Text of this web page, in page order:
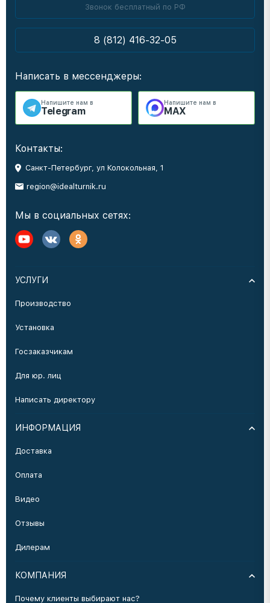
Звонок бесплатный по РФ
8 (812) 416-32-05
Написать в мессенджеры:
Напишите нам в
Telegram
Напишите нам в
MAX
Контакты:
Санкт-Петербург, ул Колокольная, 1
region@idealturnik.ru
Мы в социальных сетях:
УСЛУГИ
Производство
Установка
Госзаказчикам
Для юр. лиц
Написать директору
ИНФОРМАЦИЯ
Доставка
Оплата
Видео
Отзывы
Дилерам
КОМПАНИЯ
Почему клиенты выбирают нас?